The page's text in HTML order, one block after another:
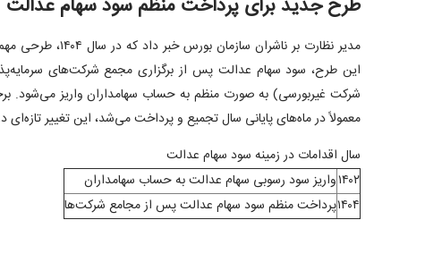
طرح جدید برای پرداخت منظم سود سهام عدالت
مدیر نظارت بر ناشران
شرکت غیربورسی) به صورت منظم به حساب سهامداران واریز می‌شود.
معمولاً در ماه‌های پایانی سال تجمیع و پرداخت می‌شد، این تغییر
سال اقدامات در زمینه سود سهام عدالت
۱۴۰۲واریز سود رسوبی سهام عدالت به حساب سهامداران
۱۴۰۴پرداخت منظم سود سهام عدالت پس از مجامع شرکت‌ها